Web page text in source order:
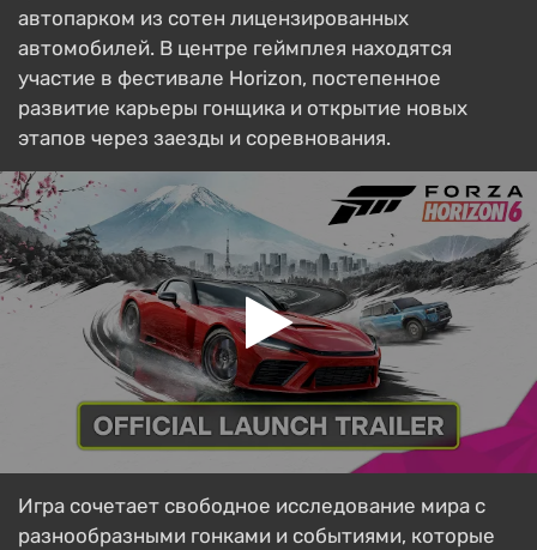
автопарком из сотен лицензированных
автомобилей. В центре геймплея находятся
участие в фестивале Horizon, постепенное
развитие карьеры гонщика и открытие новых
этапов через заезды и соревнования.
Игра сочетает свободное исследование мира с
разнообразными гонками и событиями, которые